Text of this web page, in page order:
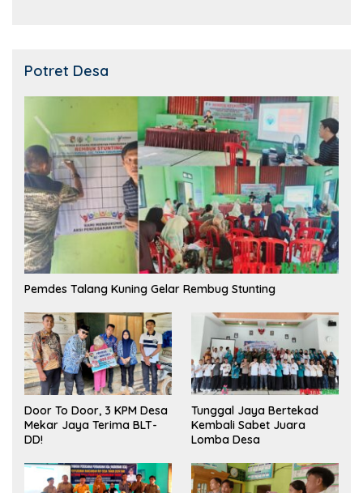
Potret Desa
Pemdes Talang Kuning Gelar Rembug Stunting
Door To Door, 3 KPM Desa
Mekar Jaya Terima BLT-
DD!
Tunggal Jaya Bertekad
Kembali Sabet Juara
Lomba Desa